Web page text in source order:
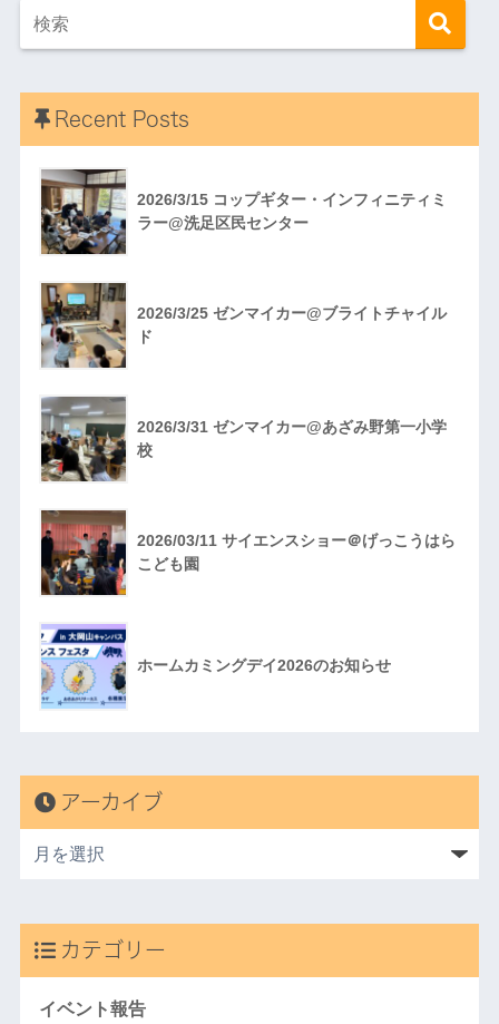
Recent Posts
2026/3/15 コップギター・インフィニティミ
ラー@洗足区民センター
2026/3/25 ゼンマイカー@ブライトチャイル
ド
2026/3/31 ゼンマイカー@あざみ野第一小学
校
2026/03/11 サイエンスショー＠げっこうはら
こども園
ホームカミングデイ2026のお知らせ
アーカイブ
カテゴリー
イベント報告